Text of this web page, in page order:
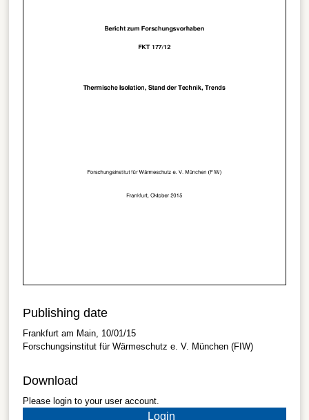
Publishing date
Frankfurt am Main, 10/01/15
Forschungsinstitut für Wärmeschutz e. V. München (FIW)
Download
Please login to your user account.
Login